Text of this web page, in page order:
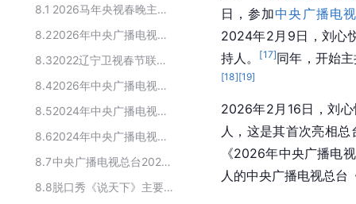
8.1
2026马年央视春晚主持人
8.2
2026年中央广播电视总台春节联欢晚会节目单
8.3
2022辽宁卫视春节联欢晚会表演嘉宾名单
8.4
2026年中央广播电视总台元宵晚会的演职人员
8.5
2024年中央广播电视总台中秋晚会表演嘉宾名单
8.6
2024年中央广播电视总台春节联欢晚会参与者
8.7
中央广播电视总台2023主持人大赛第一赛段小组赛第一
8.8
脱口秀《说天下》主要演员
日，参加中央广播电
2024年2月9日，刘心
持人。
[17]同年，开始
[18][19]
2026年2月16日，刘
人，这是其首次亮相
《2026年中央广播电
人的中央广播电视总